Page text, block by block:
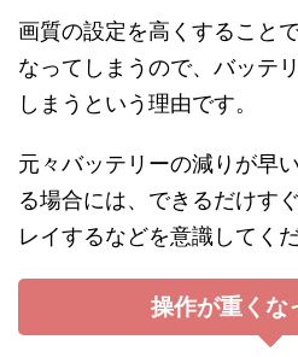
画質の設定を高くすること
なってしまうので、バッテ
しまうという理由です。
元々バッテリーの減りが早
る場合には、できるだけす
レイするなどを意識してくだ
操作が重くな